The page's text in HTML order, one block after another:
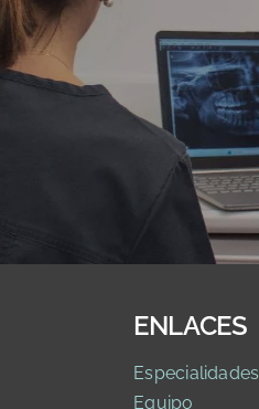
ENLACES
Especialidades
Equipo